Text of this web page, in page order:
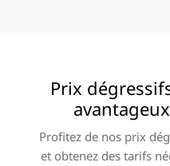
Prix
avantageux
Profitez de nos prix
et obtenez des tarifs